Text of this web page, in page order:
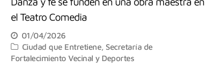
el Teatro Comedia
01/04/2026
Ciudad que Entretiene, Secretaría de
Fortalecimiento Vecinal y Deportes